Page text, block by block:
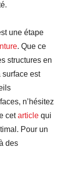
une étape
. Que ce
structures en
surface est
n’hésitez
cetarticle qui
Pour un
des